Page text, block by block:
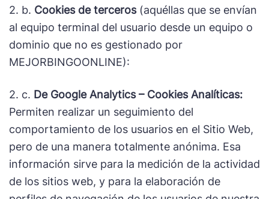
2. b. Cookies de terceros(aquéllas que se envían
al equipo terminal del usuario desde un equipo o
dominio que no es gestionado por
MEJORBINGOONLINE):
2. c. De Google Analytics – Cookies Analíticas:
Permiten realizar un seguimiento del
comportamiento de los usuarios en el Sitio Web,
pero de una manera totalmente anónima. Esa
información sirve para la medición de la actividad
de los sitios web, y para la elaboración de